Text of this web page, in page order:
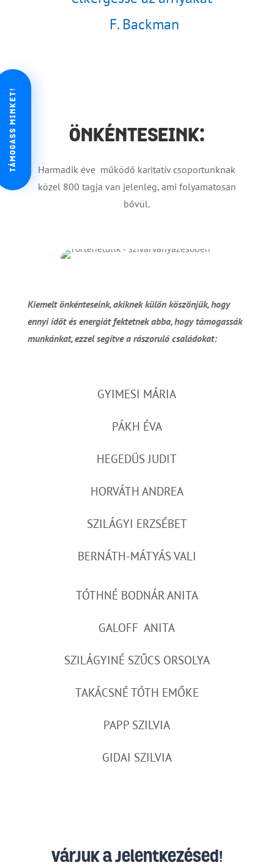
F. Backman
ÖNKÉNTESEINK:
Harmadik éve működő karitatív csoportunknak
közel 800 tagja van jelenleg, ami folyamatosan
bővül.
Kiemelt önkénteseink, akiknek külön köszönjük, hogy
ennyi időt és energiát fektetnek abba, hogy támogassák
munkánkat, ezzel segítve a rászoruló családokat:
GYIMESI MÁRIA
PÁKH ÉVA
HEGEDÜS JUDIT
HORVÁTH ANDREA
SZILÁGYI ERZSÉBET
BERNÁTH-MÁTYÁS VALI
TÓTHNÉ BODNÁR ANITA
GALOFF ANITA
SZILÁGYINÉ SZŰCS ORSOLYA
TAKÁCSNÉ TÓTH EMŐKE
PAPP SZILVIA
GIDAI SZILVIA
Várjuk a jelentkezésed!
TÁMOGASS MINKET!